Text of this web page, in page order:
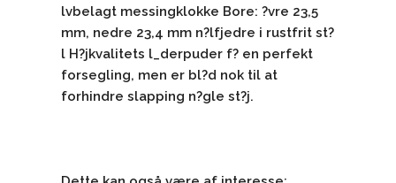
lvbelagt messingklokke Bore: ?vre 23,5
mm, nedre 23,4 mm n?lfjedre i rustfrit st?
l H?jkvalitets l_derpuder f? en perfekt
forsegling, men er bl?d nok til at
forhindre slapping n?gle st?j.